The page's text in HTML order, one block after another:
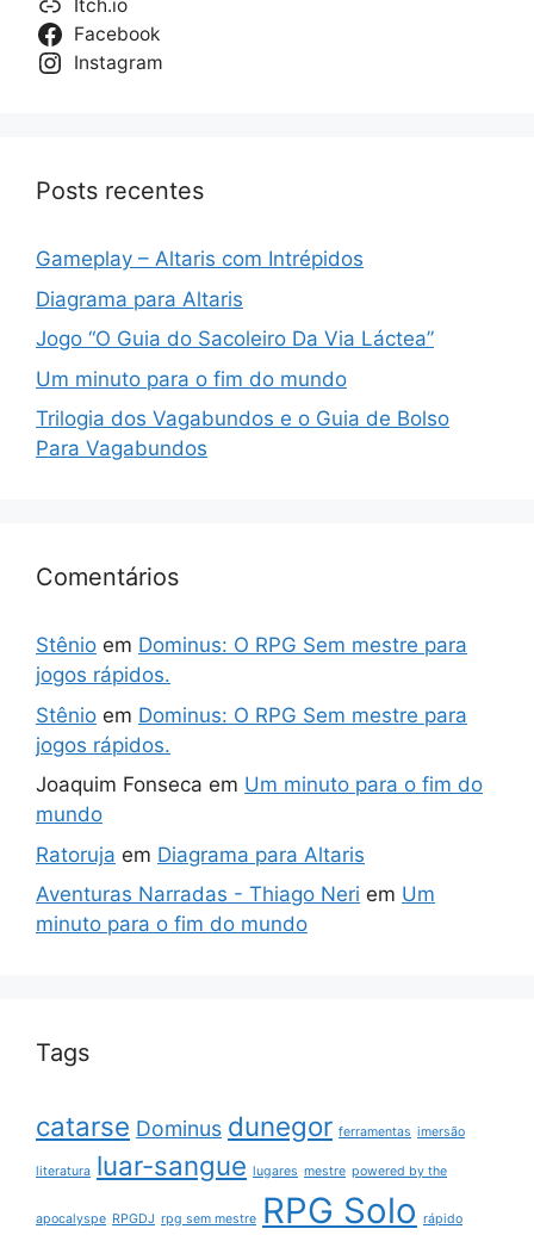
Itch.io
Facebook
Instagram
Posts recentes
Gameplay – Altaris com Intrépidos
Diagrama para Altaris
Jogo “O Guia do Sacoleiro Da Via Láctea”
Um minuto para o fim do mundo
Trilogia dos Vagabundos e o Guia de Bolso
Para Vagabundos
Comentários
Stênio em Dominus: O RPG Sem mestre para
jogos rápidos.
Stênio em Dominus: O RPG Sem mestre para
jogos rápidos.
Joaquim Fonseca em Um minuto para o fim do
mundo
Ratoruja em Diagrama para Altaris
Aventuras Narradas - Thiago Neri em Um
minuto para o fim do mundo
Tags
catarse Dominus dunegor ferramentas imersão
literatura luar-sangue lugares mestre powered by the
apocalyspe RPGDJ rpg sem mestre RPG Solo rápido